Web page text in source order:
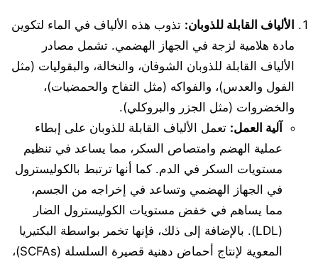
الألياف القابلة للذوبان: تذوب هذه الألياف في الماء لتكوين
مادة هلامية لزجة في الجهاز الهضمي. تشمل مصادر
الألياف القابلة للذوبان الشوفان، والنخالة، والبقوليات (مثل
الفول والعدس)، والفواكه (مثل التفاح والحمضيات)،
والخضروات (مثل الجزر والبروكلي).
آلية العمل: تعمل الألياف القابلة للذوبان على إبطاء
عملية الهضم وامتصاص السكر، مما يساعد في تنظيم
مستويات السكر في الدم. كما أنها ترتبط بالكوليسترول
في الجهاز الهضمي وتساعد في إخراجه من الجسم،
مما يساهم في خفض مستويات الكوليسترول الضار
(LDL). بالإضافة إلى ذلك، فإنها تخمر بواسطة البكتيريا
المعوية لإنتاج أحماض دهنية قصيرة السلسلة (SCFAs)،